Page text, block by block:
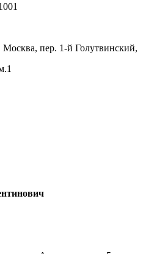
пер. 1-й Голутвинский,